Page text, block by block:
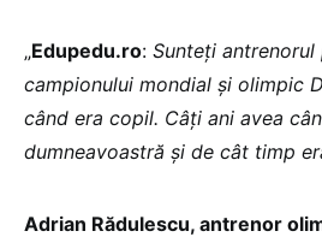
„Edupedu.ro: Sunteți antrenorul
campionului mondial și olimpic
când era copil. Câți ani avea
dumneavoastră și de cât timp
Adrian Rădulescu, antrenor